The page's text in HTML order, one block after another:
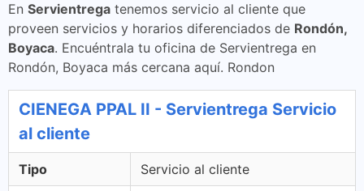
En Servientrega tenemos servicio al cliente que
proveen servicios y horarios diferenciados de Rondón,
Boyaca. Encuéntrala tu oficina de Servientrega en
Rondón, Boyaca más cercana aquí. Rondon
CIENEGA PPAL II - Servientrega Servicio
al cliente
Tipo Servicio al cliente